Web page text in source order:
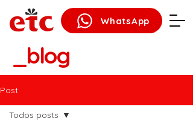
WhatsApp
_blog
Post
Todos posts